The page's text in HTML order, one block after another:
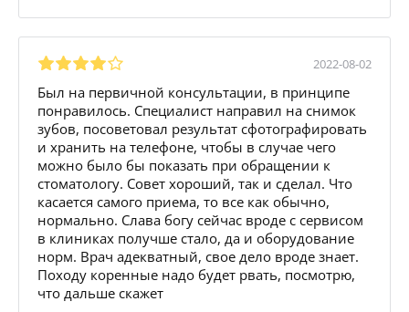
2022-08-02
Был на первичной консультации, в принципе
понравилось. Специалист направил на снимок
зубов, посоветовал результат сфотографировать
и хранить на телефоне, чтобы в случае чего
можно было бы показать при обращении к
стоматологу. Совет хороший, так и сделал. Что
касается самого приема, то все как обычно,
нормально. Слава богу сейчас вроде с сервисом
в клиниках получше стало, да и оборудование
норм. Врач адекватный, свое дело вроде знает.
Походу коренные надо будет рвать, посмотрю,
что дальше скажет